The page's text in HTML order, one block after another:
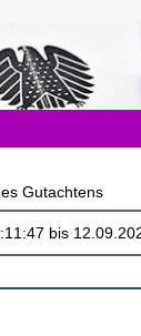
Gutachtens